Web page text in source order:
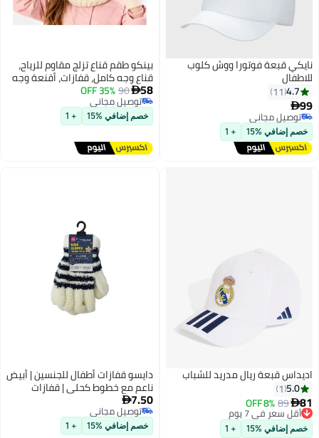
نايكي قبعة فوتورا ووش كلوب
للاطفال
4.7
11
99
توصيل مجاني
توصيل مجاني
خصم إضافي %15 + 1
بينكو طقم قناع تزلج مقاوم للرياح،
قناع وجه كامل، قفازات، أقنعة وجه
من الصوف الحراري، وشاح للرقبة،
مدفئ للرقبة، وشاح حراري للوجه
للتزلج، مناسب للأولاد والبنات، مقاس
واحد، للتزلج وركوب الدراجات في
الطقس البارد
58
90
35% OFF
توصيل مجاني
توصيل مجاني
خصم إضافي %15 + 1
اديداس قبعة ريال مدريد للشباب
5.0
1
81
89
8% OFF
أقل سعر في 7 يوم
توصيل مجاني
أقل سعر في 7 يوم
خصم إضافي %15 + 1
دايسو قفازات أطفال للجنسين | أبيض
ناعم مع خطوط كحلي | قفازات
شتوية دافئة للأطفال
7.50
توصيل مجاني
توصيل مجاني
خصم إضافي %15 + 1